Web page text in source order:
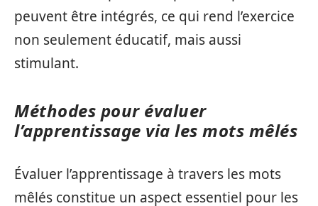
peuvent être intégrés, ce qui rend l’exercice
non seulement éducatif, mais aussi
stimulant.
Méthodes pour évaluer
l’apprentissage via les mots mêlés
Évaluer l’apprentissage à travers les mots
mêlés constitue un aspect essentiel pour les